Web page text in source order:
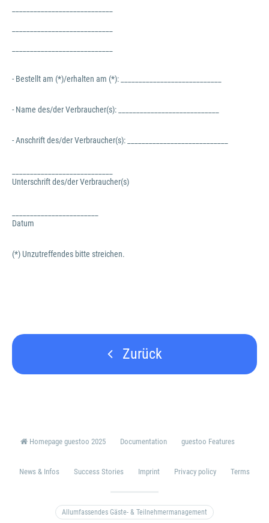
- Bestellt am (*)/erhalten am (*): ____________________________
- Name des/der Verbraucher(s): ____________________________
- Anschrift des/der Verbraucher(s): ____________________________
Unterschrift des/der Verbraucher(s)
Datum
(*) Unzutreffendes bitte streichen.
Zurück
Homepage guestoo 2025 Documentation guestoo Features
News & Infos Success Stories Imprint Privacy policy Terms
Allumfassendes Gäste- & Teilnehmermanagement